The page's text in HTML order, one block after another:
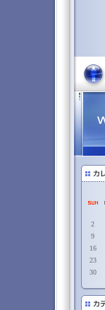
2
9
16
23
30